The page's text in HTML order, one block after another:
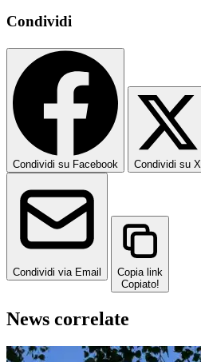
Condividi
Condividi su Facebook Condividi su X
Condividi via Email
Copia link
Copiato!
News correlate